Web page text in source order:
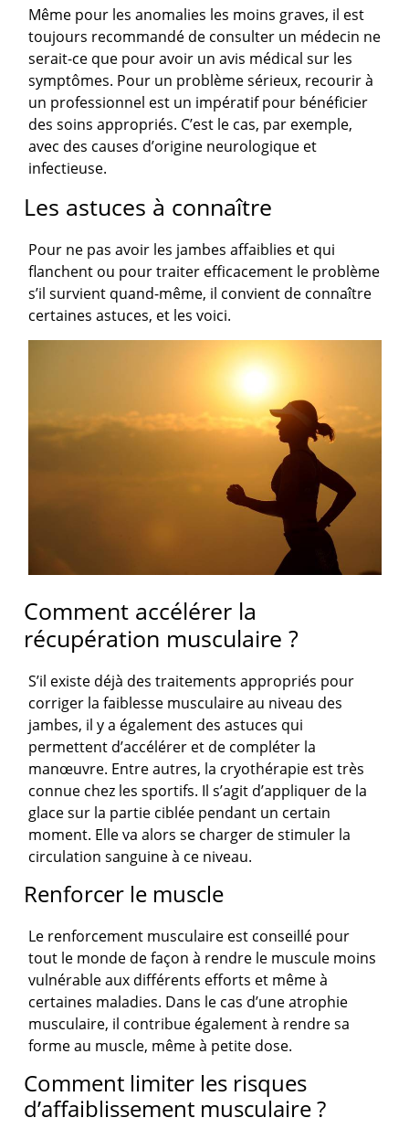
Même pour les anomalies les moins graves, il est
toujours recommandé de consulter un médecin ne
serait-ce que pour avoir un avis médical sur les
symptômes. Pour un problème sérieux, recourir à
un professionnel est un impératif pour bénéficier
des soins appropriés. C’est le cas, par exemple,
avec des causes d’origine neurologique et
infectieuse.
Les astuces à connaître
Pour ne pas avoir les jambes affaiblies et qui
flanchent ou pour traiter efficacement le problème
s’il survient quand-même, il convient de connaître
certaines astuces, et les voici.
Comment accélérer la
récupération musculaire ?
S’il existe déjà des traitements appropriés pour
corriger la faiblesse musculaire au niveau des
jambes, il y a également des astuces qui
permettent d’accélérer et de compléter la
manœuvre. Entre autres, la cryothérapie est très
connue chez les sportifs. Il s’agit d’appliquer de la
glace sur la partie ciblée pendant un certain
moment. Elle va alors se charger de stimuler la
circulation sanguine à ce niveau.
Renforcer le muscle
Le renforcement musculaire est conseillé pour
tout le monde de façon à rendre le muscule moins
vulnérable aux différents efforts et même à
certaines maladies. Dans le cas d’une atrophie
musculaire, il contribue également à rendre sa
forme au muscle, même à petite dose.
Comment limiter les risques
d’affaiblissement musculaire ?